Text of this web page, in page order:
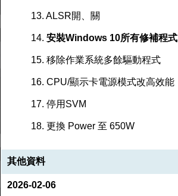
13. ALSR開、關
14. 安裝Windows 10所有修補程式
15. 移除作業系統多餘驅動程式
16. CPU/顯示卡電源模式改高效能
17. 停用SVM
18. 更換 Power 至 650W
其他資料
2026-02-06